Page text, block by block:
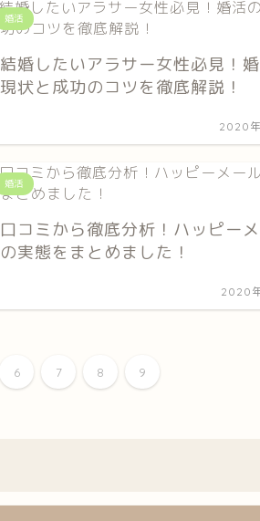
婚活
結婚したいアラサー女性必見！
現状と成功のコツを徹底解説！
2020
婚活
口コミから徹底分析！ハッピー
の実態をまとめました！
2020
6 7 8 9